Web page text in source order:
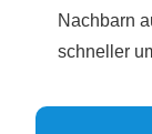
Nachbarn
schneller